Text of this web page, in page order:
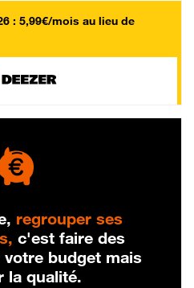
: 5,99€/mois au lieu de
regrouper ses
c'est faire des
budget mais
la qualité.